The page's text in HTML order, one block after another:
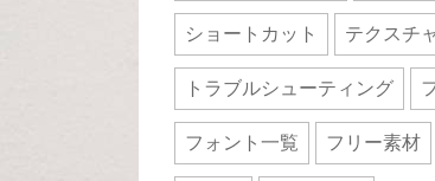
ショートカット テクスチ
トラブルシューティング
フォント一覧 フリー素材